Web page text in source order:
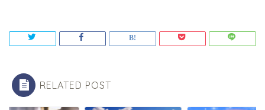
RELATED POST